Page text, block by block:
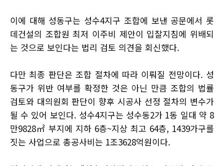
이에 대해 성동구는 성수4지구 조합에 보낸 공문에서 롯
데건설의 조합원 최저 이주비 제안이 입찰지침에 위배되
는 것으로 보인다는 법리 검토 의견을 회신했다.
다만 최종 판단은 조합 절차에 따라 이뤄질 전망이다. 성
동구가 위반 여부를 확정한 것은 아닌 만큼 조합의 법률
검토와 대의원회 판단이 향후 시공사 선정 절차의 변수가
될 수 있어 보인다. 성수4지구는 성수동2가 1동 일대 약 8
만9828㎡ 부지에 지하 6층~지상 최고 64층, 1439가구를
짓는 사업으로 총공사비는 1조3628억원이다.